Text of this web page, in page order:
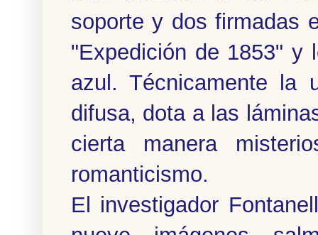
soporte y dos firmadas
"Expedición de 1853" y
azul. Técnicamente la
difusa, dota a las
cierta manera
romanticismo.
El investigador